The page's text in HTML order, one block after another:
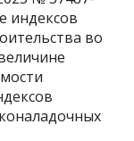
индексов
во